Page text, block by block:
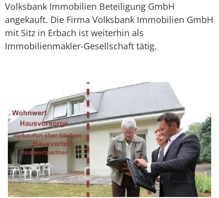
Volksbank Immobilien Beteiligung GmbH
angekauft. Die Firma Volksbank Immobilien GmbH
mit Sitz in Erbach ist weiterhin als
Immobilienmakler-Gesellschaft tätig.